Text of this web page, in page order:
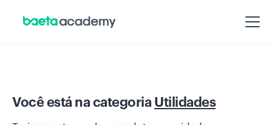
Você está na categoria Utilidades